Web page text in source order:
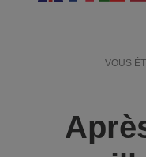
VOUS